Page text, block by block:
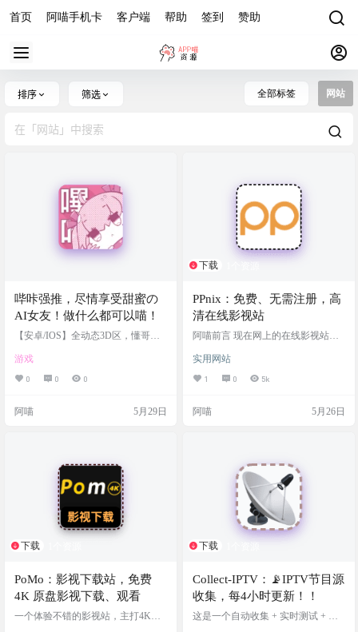
首页 阿喵手机卡 客户端 帮助 签到 赞助
排序 筛选 全部标签 网站
哔咔强推，尽情享受甜蜜の
AI女友！做什么都可以喵！
【安卓/IOS】全动态3D区，懂哥哥
游戏
0 0 0
阿喵 5月29日
下载
PPnix：免费、无需注册，高
清在线影视站
阿喵前言 现在网上的在线影视站虽
过于臃肿。一打开网页，满屏都是
花里胡哨的弹窗广告，动漫、综
部电影的人来说，体验真的很糟
能一秒击中你的审美。它就是 PPni
x，一个把“极简主义”和“纯粹观影”
发挥到极致的宝藏影视中转站。…
实用网站
1 0 5k
阿喵 5月26日
下载
PoMo：影视下载站，免费
4K 原盘影视下载、观看
一个体验不错的影视站，主打4K原
下载
Collect-IPTV：📡IPTV节目源
收集，每4小时更新！！
这是一个自动收集 + 实时测试 + 优